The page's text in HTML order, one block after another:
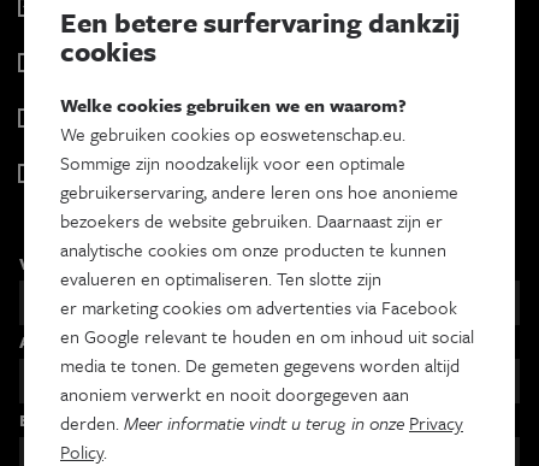
2 x week
Tracé
Psyche & brein
Tweewekelijks
Iedereen wetenschapper
Maandelijks
Voornaam
Achternaam
Email
Een betere surfervaring dankzij
cookies
Welke cookies gebruiken we en waarom?
We gebruiken cookies op eoswetenschap.eu.
Sommige zijn noodzakelijk voor een optimale
gebruikerservaring, andere leren ons hoe anonieme
bezoekers de website gebruiken. Daarnaast zijn er
analytische cookies om onze producten te kunnen
evalueren en optimaliseren. Ten slotte zijn
er marketing cookies om advertenties via Facebook
en Google relevant te houden en om inhoud uit social
media te tonen. De gemeten gegevens worden altijd
anoniem verwerkt en nooit doorgegeven aan
derden.Meer informatie vindt u terug in onze Privacy
Policy.